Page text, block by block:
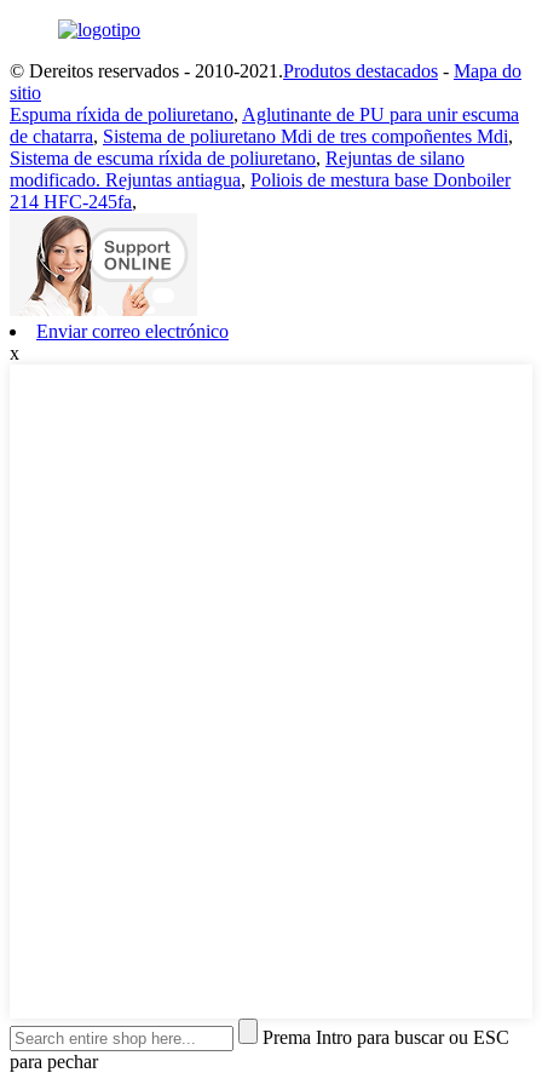
© Dereitos reservados - 2010-2021.Produtos destacados - Mapa do
sitio
Espuma ríxida de poliuretano, Aglutinante de PU para unir escuma
de chatarra, Sistema de poliuretano Mdi de tres compoñentes Mdi,
Sistema de escuma ríxida de poliuretano, Rejuntas de silano
modificado. Rejuntas antiagua, Poliois de mestura base Donboiler
214 HFC-245fa,
Enviar correo electrónico
x
Prema Intro para buscar ou ESC
para pechar